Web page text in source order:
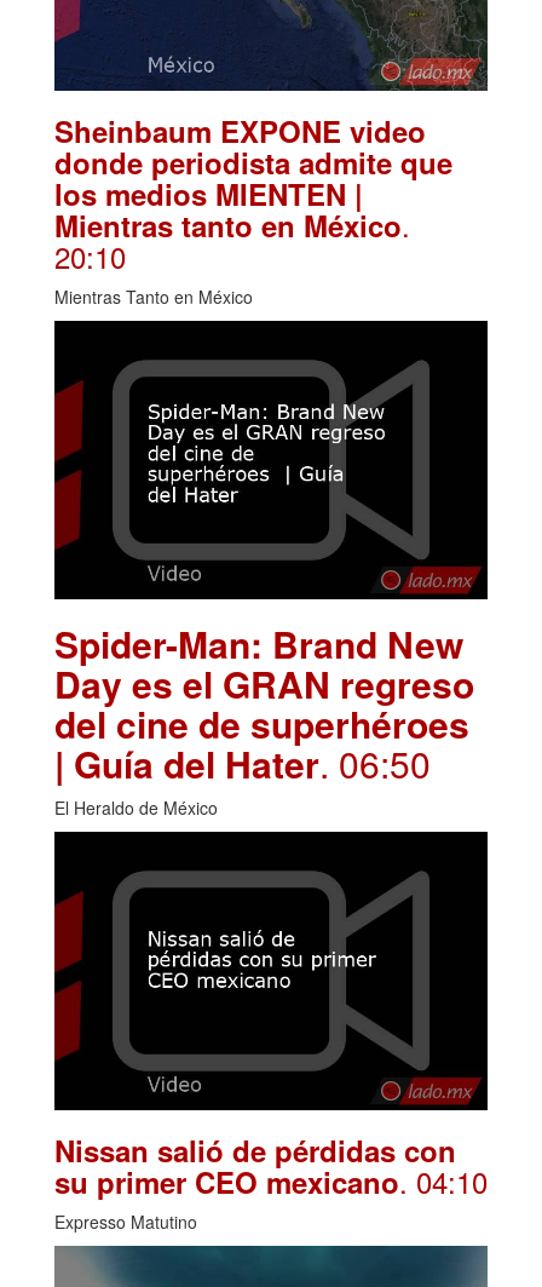
Sheinbaum EXPONE video
donde periodista admite que
los medios MIENTEN |
Mientras tanto en México.
20:10
Mientras Tanto en México
Spider-Man: Brand New
Day es el GRAN regreso
del cine de superhéroes
| Guía del Hater. 06:50
El Heraldo de México
Nissan salió de pérdidas con
su primer CEO mexicano. 04:10
Expresso Matutino